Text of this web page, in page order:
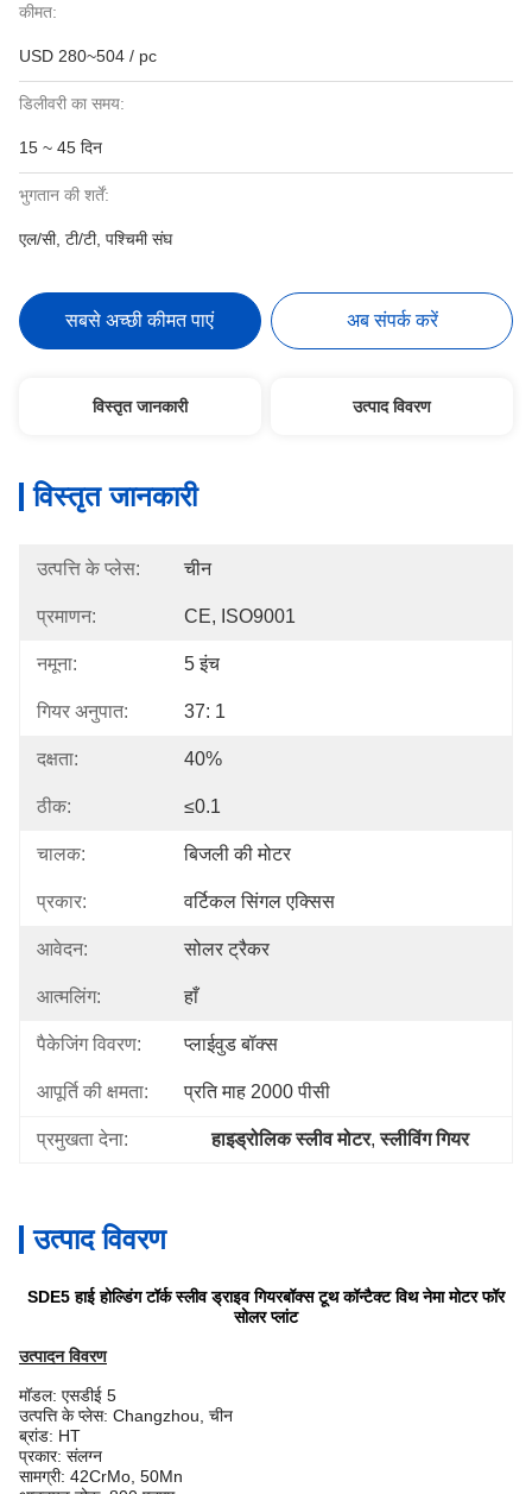
कीमत:
USD 280~504 / pc
डिलीवरी का समय:
15 ~ 45 दिन
भुगतान की शर्तें:
एल/सी, टी/टी, पश्चिमी संघ
सबसे अच्छी कीमत पाएं अब संपर्क करें
विस्तृत जानकारी उत्पाद विवरण
विस्तृत जानकारी
उत्पत्ति के प्लेस: चीन
प्रमाणन: CE, ISO9001
नमूना: 5 इंच
गियर अनुपात: 37: 1
दक्षता: 40%
ठीक: ≤0.1
चालक: बिजली की मोटर
प्रकार: वर्टिकल सिंगल एक्सिस
आवेदन: सोलर ट्रैकर
आत्मलिंग: हाँ
पैकेजिंग विवरण: प्लाईवुड बॉक्स
आपूर्ति की क्षमता: प्रति माह 2000 पीसी
प्रमुखता देना: हाइड्रोलिक स्लीव मोटर, स्लीविंग गियर
उत्पाद विवरण
SDE5 हाई होल्डिंग टॉर्क स्लीव ड्राइव गियरबॉक्स टूथ कॉन्टैक्ट विथ नेमा मोटर फॉर
सोलर प्लांट
उत्पादन विवरण
मॉडल: एसडीई 5
उत्पत्ति के प्लेस: Changzhou, चीन
ब्रांड: HT
प्रकार: संलग्न
सामग्री: 42CrMo, 50Mn